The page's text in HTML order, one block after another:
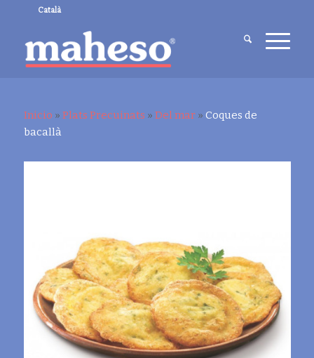
Català
Inicio » Plats Precuinats » Del mar» Coques de
bacallà